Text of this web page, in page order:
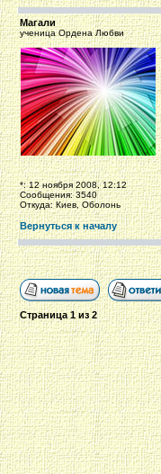
Магали
ученица Ордена Любви
*: 12 ноября 2008, 12:12
Сообщения: 3540
Откуда: Киев, Оболонь
Вернуться к началу
Страница1из2